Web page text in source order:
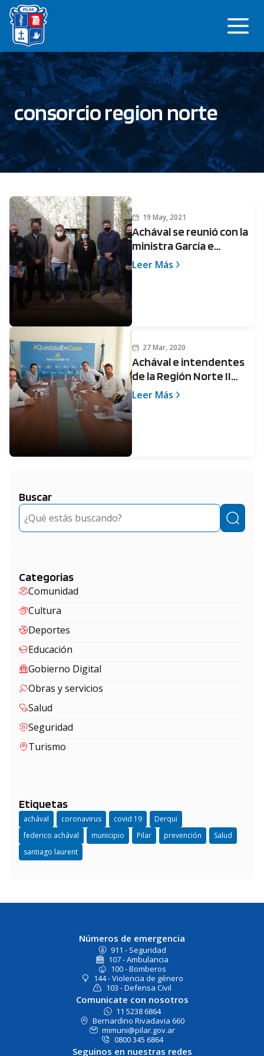
Saltar
contenido
consorcio region norte
19 May, 2021
Achával se reunió con la
ministra García e
intendentes de la zona
Leer Más
27 Mar, 2020
Achával e intendentes
de la Región Norte II
delinearon políticas
Leer Más
Buscar
Buscar
Categorias
Comunidad
Cultura
Deportes
Educación
Gobierno Digital
Obras y servicios
Salud
Seguridad
Turismo
Etiquetas
achával coronavirus covid 19
Derqui
federico achával
municipio Pilar prevención
Salud
santiago laurent
Números de emergencia
911 - Seguridad
107 - Ambulancia
100 - Bomberos
144 - Violencia de género
103 - Defensa Civil
Comunicate con nosotros
11 5238 6864
Bernardino Rivadavia 660
mimuni@pilar.gov.ar
0800 345 6864
Seguinos en nuestras redes